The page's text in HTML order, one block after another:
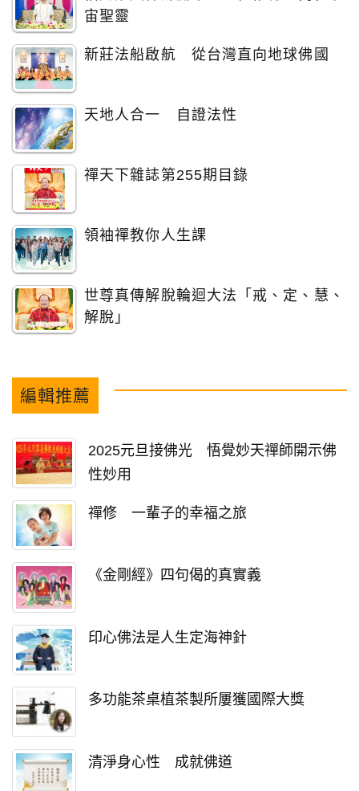
宙聖靈
新莊法船啟航 從台灣直向地球佛國
天地人合一 自證法性
禪天下雜誌第255期目錄
領袖禪教你人生課
世尊真傳解脫輪迴大法「戒、定、慧、
解脫」
編輯推薦
2025元旦接佛光 悟覺妙天禪師開示佛
性妙用
禪修 一輩子的幸福之旅
《金剛經》四句偈的真實義
印心佛法是人生定海神針
多功能茶桌植茶製所屢獲國際大獎
清淨身心性 成就佛道